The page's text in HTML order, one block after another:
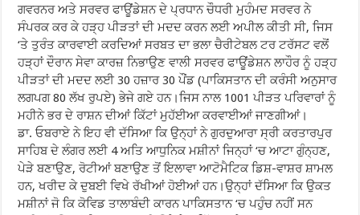
ਗਵਰਨਰ ਅਤੇ ਸਰਵਰ ਫਾਊਂਡੇਸ਼ਨ ਦੇ ਪ੍ਰਧਾਨ ਚੌਧਰੀ ਮੁਹੰਮਦ ਸਰਵਰ ਨੇ
ਸੰਪਰਕ ਕਰ ਕੇ ਹੜ੍ਹ ਪੀੜਤਾਂ ਦੀ ਮਦਦ ਕਰਨ ਲਈ ਅਪੀਲ ਕੀਤੀ ਸੀ, ਜਿਸ
‘ਤੇ ਤੁਰੰਤ ਕਾਰਵਾਈ ਕਰਦਿਆਂ ਸਰਬਤ ਦਾ ਭਲਾ ਚੈਰੀਟੇਬਲ ਟਰ ਟਰੱਸਟ ਵਲੋਂ
ਹੜ੍ਹਾਂ ਦੌਰਾਨ ਸੇਵਾ ਕਾਰਜ਼ ਨਿਭਾਉਣ ਵਾਲੀ ਸਰਵਰ ਫਾਊਂਡੇਸ਼ਨ ਲਾਹੌਰ ਨੂੰ ਹੜ੍ਹ
ਪੀੜਤਾਂ ਦੀ ਮਦਦ ਲਈ 30 ਹਜ਼ਾਰ 30 ਪੌਂਡ (ਪਾਕਿਸਤਾਨ ਦੀ ਕਰੰਸੀ ਅਨੁਸਾਰ
ਲਗਪਗ 80 ਲੱਖ ਰੁਪਏ) ਭੇਜੇ ਗਏ ਹਨ।ਜਿਸ ਨਾਲ 1001 ਪੀੜਤ ਪਰਿਵਾਰਾਂ ਨੂੰ
ਮਹੀਨੇ ਭਰ ਦੇ ਰਾਸ਼ਨ ਦੀਆਂ ਕਿੱਟਾਂ ਮੁਹੱਈਆ ਕਰਵਾਈਆਂ ਜਾਣਗੀਆਂ।
ਡਾ. ਓਬਰਾਏ ਨੇ ਇਹ ਵੀ ਦੱਸਿਆ ਕਿ ਉਨ੍ਹਾਂ ਨੇ ਗੁਰਦੁਆਰਾ ਸ੍ਰੀ ਕਰਤਾਰਪੁਰ
ਸਾਹਿਬ ਦੇ ਲੰਗਰ ਲਈ 4 ਅਤਿ ਆਧੁਨਿਕ ਮਸ਼ੀਨਾਂ ਜਿਨ੍ਹਾਂ ‘ਚ ਆਟਾ ਗੁੰਨ੍ਹਣ,
ਪੇੜੇ ਬਣਾਉਣ, ਰੋਟੀਆਂ ਬਣਾਉਣ ਤੋਂ ਇਲਾਵਾ ਆਟੋਮੈਟਿਕ ਡਿਸ਼-ਵਾਸ਼ਰ ਸ਼ਾਮਲ
ਹਨ, ਖਰੀਦ ਕੇ ਦੁਬਈ ਵਿਖੇ ਰੱਖੀਆਂ ਹੋਈਆਂ ਹਨ।ਉਨ੍ਹਾਂ ਦੱਸਿਆ ਕਿ ਉਕਤ
ਮਸ਼ੀਨਾਂ ਜੋ ਕਿ ਕੋਵਿਡ ਤਾਲਾਬੰਦੀ ਕਾਰਨ ਪਾਕਿਸਤਾਨ ‘ਚ ਪਹੁੰਚ ਨਹੀਂ ਸਨ